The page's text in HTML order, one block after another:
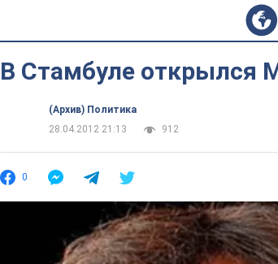
В Стамбуле открылся
(Архив) Политика
28.04.2012 21:13
912
0